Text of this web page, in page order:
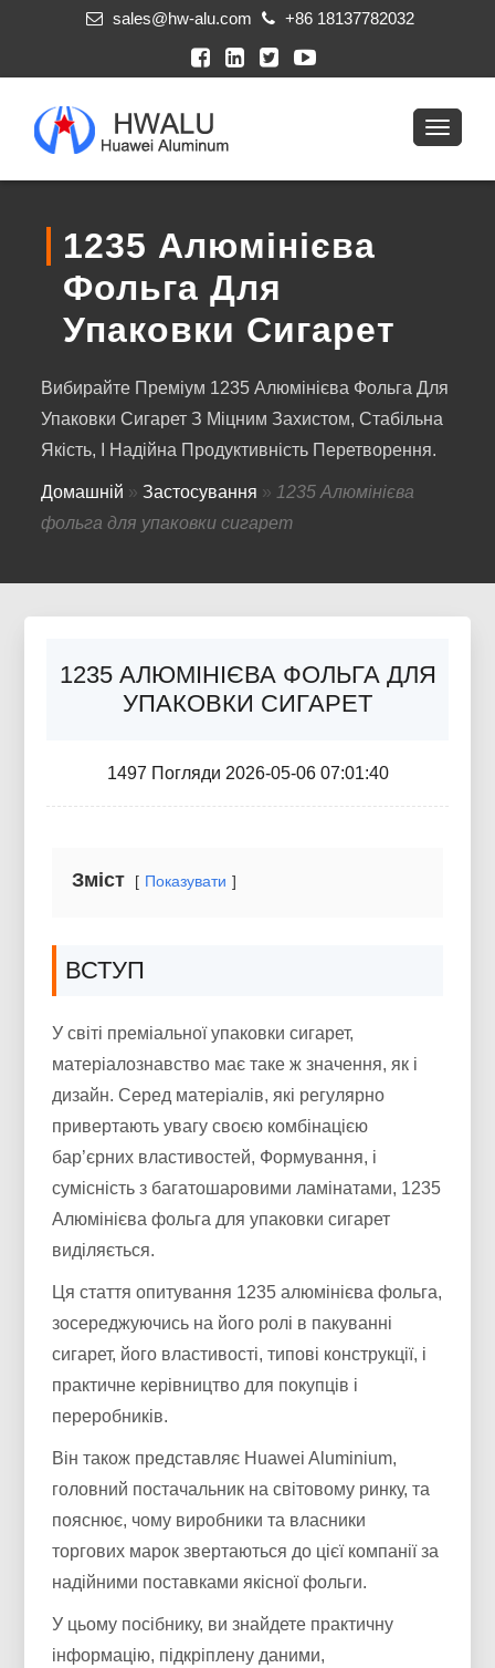
sales@hw-alu.com +86 18137782032
1235 Алюмінієва
Фольга Для
Упаковки Сигарет
Вибирайте Преміум 1235 Алюмінієва Фольга Для
Упаковки Сигарет З Міцним Захистом, Стабільна
Якість, І Надійна Продуктивність Перетворення.
Домашній »Застосування » 1235 Алюмінієва
фольга для упаковки сигарет
1235 АЛЮМІНІЄВА ФОЛЬГА ДЛЯ
УПАКОВКИ СИГАРЕТ
1497 Погляди 2026-05-06 07:01:40
Зміст Показувати
ВСТУП
У світі преміальної упаковки сигарет,
матеріалознавство має таке ж значення, як і
дизайн. Серед матеріалів, які регулярно
привертають увагу своєю комбінацією
бар’єрних властивостей, Формування, і
сумісність з багатошаровими ламінатами, 1235
Алюмінієва фольга для упаковки сигарет
виділяється.
Ця стаття опитування 1235 алюмінієва фольга,
зосереджуючись на його ролі в пакуванні
сигарет, його властивості, типові конструкції, і
практичне керівництво для покупців і
переробників.
Він також представляє Huawei Aluminium,
головний постачальник на світовому ринку, та
пояснює, чому виробники та власники
торгових марок звертаються до цієї компанії за
надійними поставками якісної фольги.
У цьому посібнику, ви знайдете практичну
інформацію, підкріплену даними,